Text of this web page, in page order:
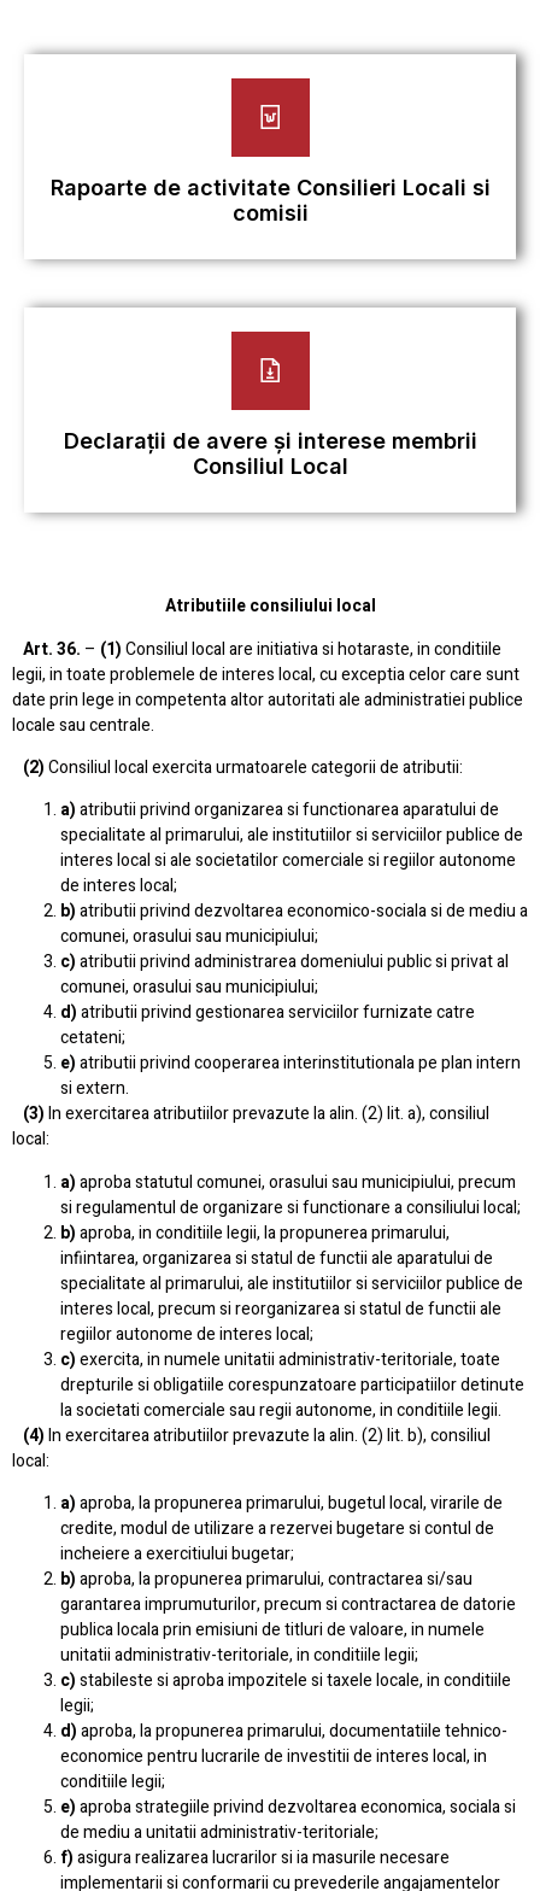
Rapoarte de activitate Consilieri Locali si
comisii
Declarații de avere și interese membrii
Consiliul Local
Atributiile consiliului local
Art. 36. – (1)Consiliul local are initiativa si hotaraste, in conditiile
legii, in toate problemele de interes local, cu exceptia celor care sunt
date prin lege in competenta altor autoritati ale administratiei publice
locale sau centrale.
(2)Consiliul local exercita urmatoarele categorii de atributii:
a)atributii privind organizarea si functionarea aparatului de
specialitate al primarului, ale institutiilor si serviciilor publice de
interes local si ale societatilor comerciale si regiilor autonome
de interes local;
b)atributii privind dezvoltarea economico-sociala si de mediu a
comunei, orasului sau municipiului;
c)atributii privind administrarea domeniului public si privat al
comunei, orasului sau municipiului;
d)atributii privind gestionarea serviciilor furnizate catre
cetateni;
e)atributii privind cooperarea interinstitutionala pe plan intern
si extern.
(3)In exercitarea atributiilor prevazute la alin. (2) lit. a), consiliul
local:
a)aproba statutul comunei, orasului sau municipiului, precum
si regulamentul de organizare si functionare a consiliului local;
b)aproba, in conditiile legii, la propunerea primarului,
infiintarea, organizarea si statul de functii ale aparatului de
specialitate al primarului, ale institutiilor si serviciilor publice de
interes local, precum si reorganizarea si statul de functii ale
regiilor autonome de interes local;
c)exercita, in numele unitatii administrativ-teritoriale, toate
drepturile si obligatiile corespunzatoare participatiilor detinute
la societati comerciale sau regii autonome, in conditiile legii.
(4)In exercitarea atributiilor prevazute la alin. (2) lit. b), consiliul
local:
a)aproba, la propunerea primarului, bugetul local, virarile de
credite, modul de utilizare a rezervei bugetare si contul de
incheiere a exercitiului bugetar;
b)aproba, la propunerea primarului, contractarea si/sau
garantarea imprumuturilor, precum si contractarea de datorie
publica locala prin emisiuni de titluri de valoare, in numele
unitatii administrativ-teritoriale, in conditiile legii;
c)stabileste si aproba impozitele si taxele locale, in conditiile
legii;
d)aproba, la propunerea primarului, documentatiile tehnico-
economice pentru lucrarile de investitii de interes local, in
conditiile legii;
e)aproba strategiile privind dezvoltarea economica, sociala si
de mediu a unitatii administrativ-teritoriale;
f)asigura realizarea lucrarilor si ia masurile necesare
implementarii si conformarii cu prevederile angajamentelor